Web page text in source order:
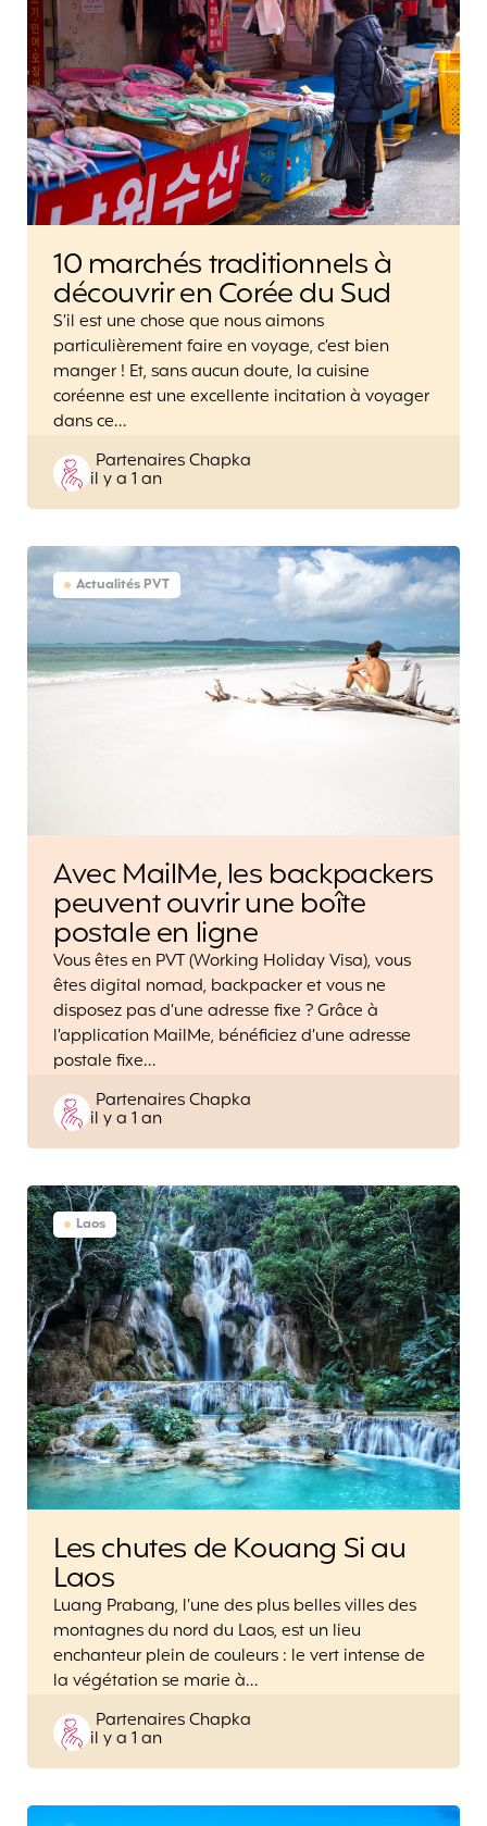
10 marchés traditionnels à
découvrir en Corée du Sud
S’il est une chose que nous aimons
particulièrement faire en voyage, c’est bien
manger ! Et, sans aucun doute, la cuisine
coréenne est une excellente incitation à voyager
dans ce…
Posted
by
Partenaires Chapka
il y a 1 an
Actualités PVT
Avec MailMe, les backpackers
peuvent ouvrir une boîte
postale en ligne
Vous êtes en PVT (Working Holiday Visa), vous
êtes digital nomad, backpacker et vous ne
disposez pas d’une adresse fixe ? Grâce à
l’application MailMe, bénéficiez d’une adresse
postale fixe…
Posted
by
Partenaires Chapka
il y a 1 an
Laos
Les chutes de Kouang Si au
Laos
Luang Prabang, l’une des plus belles villes des
montagnes du nord du Laos, est un lieu
enchanteur plein de couleurs : le vert intense de
la végétation se marie à…
Posted
by
Partenaires Chapka
il y a 1 an